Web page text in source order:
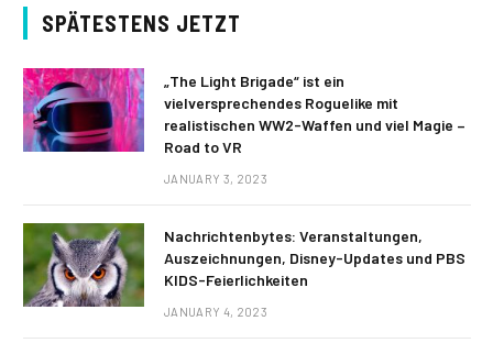
SPÄTESTENS JETZT
„The Light Brigade“ ist ein
vielversprechendes Roguelike mit
realistischen WW2-Waffen und viel Magie –
Road to VR
JANUARY 3, 2023
Nachrichtenbytes: Veranstaltungen,
Auszeichnungen, Disney-Updates und PBS
KIDS-Feierlichkeiten
JANUARY 4, 2023